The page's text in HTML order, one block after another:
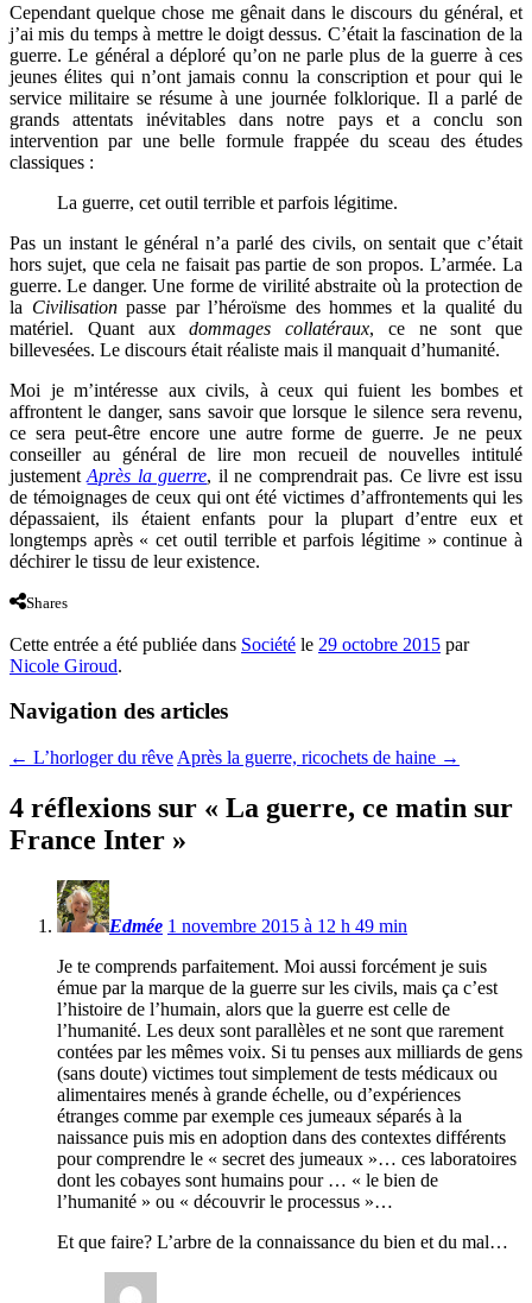
Cependant quelque chose me gênait dans le discours du général, et
j’ai mis du temps à mettre le doigt dessus. C’était la fascination de la
guerre. Le général a déploré qu’on ne parle plus de la guerre à ces
jeunes élites qui n’ont jamais connu la conscription et pour qui le
service militaire se résume à une journée folklorique. Il a parlé de
grands attentats inévitables dans notre pays et a conclu son
intervention par une belle formule frappée du sceau des études
classiques :
La guerre, cet outil terrible et parfois légitime.
Pas un instant le général n’a parlé des civils, on sentait que c’était
hors sujet, que cela ne faisait pas partie de son propos. L’armée. La
guerre. Le danger. Une forme de virilité abstraite où la protection de
la Civilisationpasse par l’héroïsme des hommes et la qualité du
matériel. Quant auxdommages collatéraux, ce ne sont que
billevesées. Le discours était réaliste mais il manquait d’humanité.
Moi je m’intéresse aux civils, à ceux qui fuient les bombes et
affrontent le danger, sans savoir que lorsque le silence sera revenu,
ce sera peut-être encore une autre forme de guerre. Je ne peux
conseiller au général de lire mon recueil de nouvelles intitulé
justementAprès la guerre, il ne comprendrait pas. Ce livre est issu
de témoignages de ceux qui ont été victimes d’affrontements qui les
dépassaient, ils étaient enfants pour la plupart d’entre eux et
longtemps après « cet outil terrible et parfois légitime » continue à
déchirer le tissu de leur existence.
Shares
Cette entrée a été publiée dans Société le 29 octobre 2015 par
Nicole Giroud.
Navigation des articles
← L’horloger du rêve Après la guerre, ricochets de haine →
4 réflexions sur « La guerre, ce matin sur
France Inter »
Edmée 1 novembre 2015 à 12 h 49 min
Je te comprends parfaitement. Moi aussi forcément je suis
émue par la marque de la guerre sur les civils, mais ça c’est
l’histoire de l’humain, alors que la guerre est celle de
l’humanité. Les deux sont parallèles et ne sont que rarement
contées par les mêmes voix. Si tu penses aux milliards de gens
(sans doute) victimes tout simplement de tests médicaux ou
alimentaires menés à grande échelle, ou d’expériences
étranges comme par exemple ces jumeaux séparés à la
naissance puis mis en adoption dans des contextes différents
pour comprendre le « secret des jumeaux »… ces laboratoires
dont les cobayes sont humains pour … « le bien de
l’humanité » ou « découvrir le processus »…
Et que faire? L’arbre de la connaissance du bien et du mal…